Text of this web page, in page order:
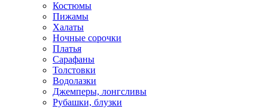
Костюмы
Пижамы
Халаты
Ночные сорочки
Платья
Сарафаны
Толстовки
Водолазки
Джемперы, лонгсливы
Рубашки, блузки